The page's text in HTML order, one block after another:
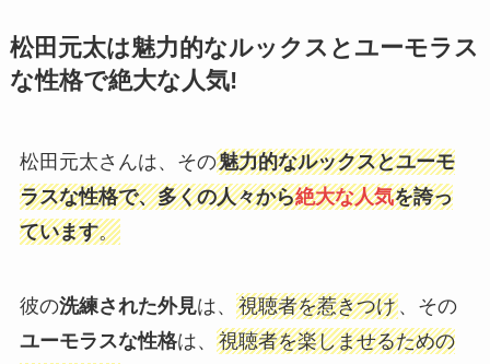
松田元太は魅力的なルックスとユーモラス
な性格で絶大な人気!
松田元太さんは、その魅力的なルックスとユーモ
ラスな性格で、多くの人々から絶大な人気を誇っ
ています。
彼の洗練された外見は、 視聴者を惹きつけ、その
ユーモラスな性格は、 視聴者を楽しませるための